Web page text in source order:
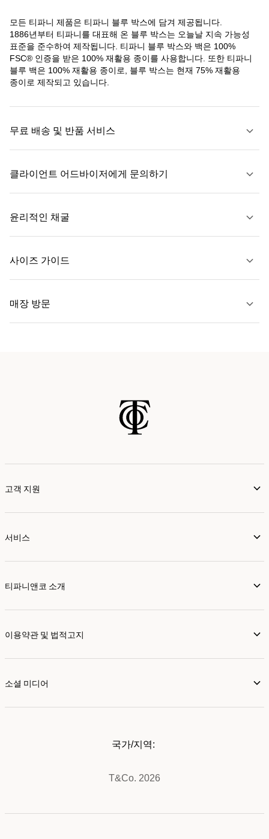
모든 티파니 제품은 티파니 블루 박스에 담겨 제공됩니다.
1886년부터 티파니를 대표해 온 블루 박스는 오늘날 지속 가능성
표준을 준수하여 제작됩니다. 티파니 블루 박스와 백은 100%
FSC® 인증을 받은 100% 재활용 종이를 사용합니다. 또한 티파니
블루 백은 100% 재활용 종이로, 블루 박스는 현재 75% 재활용
종이로 제작되고 있습니다.
무료 배송 및 반품 서비스
자세히 보기
클라이언트 어드바이저에게 문의하기
윤리적인 채굴
사이즈 가이드
자세히 보기
매장 방문
고객 지원
서비스
티파니앤코 소개
이용약관 및 법적고지
소셜 미디어
T&Co. 2026
국가/지역: